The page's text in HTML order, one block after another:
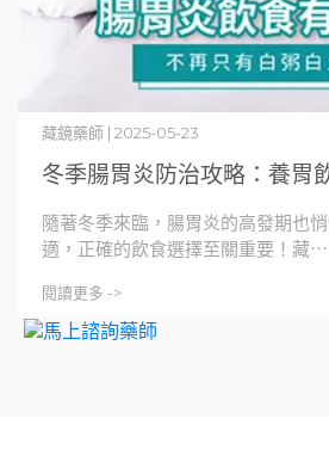
舒敏保健
時事節日
會員權益
舊會員帳號開通教學
關於我們
冬季腸胃炎防治攻略：養胃
藏鏡藥師 | 2025-05-23
隨著冬季來臨，腸胃炎的高發期也
適，正確的飲食選擇至關重要！藏⋯
閱讀更多 ->